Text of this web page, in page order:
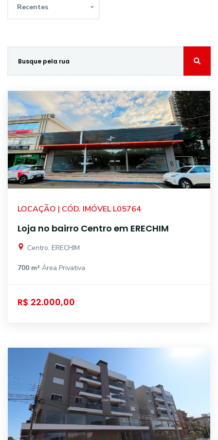
Recentes
LOCAÇÃO | CÓD. IMÓVEL L05764
Loja no bairro Centro em ERECHIM
Centro, ERECHIM
700 m² Área Privativa
R$ 22.000,00